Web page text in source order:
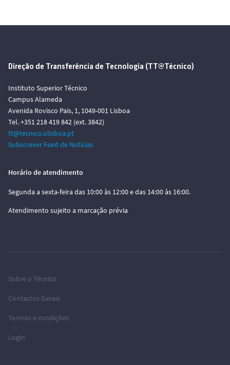
Direção de Transferência de Tecnologia (TT@Técnico)
Instituto Superior Técnico
Campus Alameda
Avenida Rovisco Pais, 1, 1049-001 Lisboa
Tel. +351 218 419 842 (ext. 3842)
tt@tecnico.ulisboa.pt
Subscrever Feed de Notícias
Horário de atendimento
Segunda a sexta-feira das 10:00 às 12:00 e das 14:00 às 16:00.
Atendimento sujeito a marcação prévia
Sobre o Técnico
Contactos Gerais
Termos e condições
Login